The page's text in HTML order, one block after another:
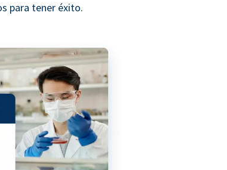
para tener éxito.